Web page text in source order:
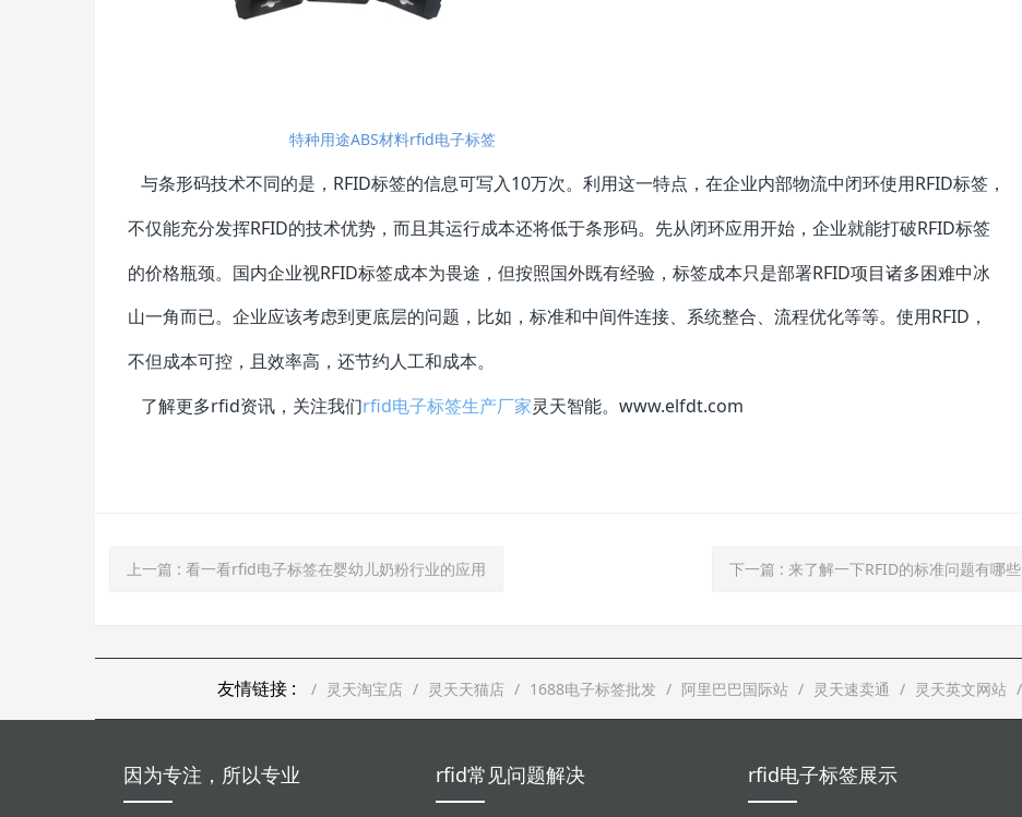
特种用途ABS材料rfid电子标签
与条形码技术不同的是，RFID标签的信息可写入10万次。利用这一特点，在企业内部物流中闭环使用RFID标签，
不仅能充分发挥RFID的技术优势，而且其运行成本还将低于条形码。先从闭环应用开始，企业就能打破RFID标签
的价格瓶颈。国内企业视RFID标签成本为畏途，但按照国外既有经验，标签成本只是部署RFID项目诸多困难中冰
山一角而已。企业应该考虑到更底层的问题，比如，标准和中间件连接、系统整合、流程优化等等。使用RFID，
不但成本可控，且效率高，还节约人工和成本。
了解更多rfid资讯，关注我们rfid电子标签生产厂家灵天智能。www.elfdt.com
上一篇 : 看一看rfid电子标签在婴幼儿奶粉行业的应用 下一篇 : 来了解一下RFID的标准问题有哪些
友情链接 : 灵天淘宝店 灵天天猫店 1688电子标签批发 阿里巴巴国际站 灵天速卖通 灵天英文网站
因为专注，所以专业 rfid常见问题解决 rfid电子标签展示